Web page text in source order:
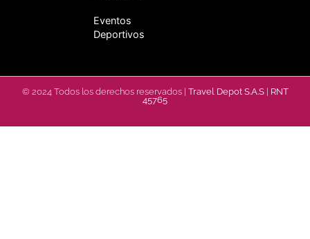
Eventos
Deportivos
© 2024 Todos los derechos reservados | Travel Depot S.A.S| RNT
45765